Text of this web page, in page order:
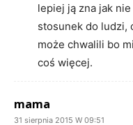
lepiej ją zna jak
stosunek do ludzi,
może chwalili bo
coś więcej.
mama
31 sierpnia 2015 W 09:51